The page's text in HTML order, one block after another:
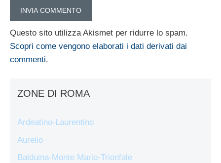
Questo sito utilizza Akismet per ridurre lo spam.
Scopri come vengono elaborati i dati derivati dai
commenti.
ZONE DI ROMA
Ardeatino-Laurentino
Aurelio
Balduina-Monte Mario-Trionfale